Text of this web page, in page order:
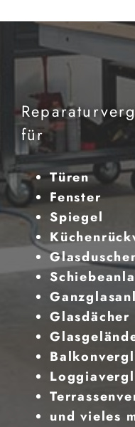
für
Türen
Fenster
Spiegel
Glasdächer
und vieles